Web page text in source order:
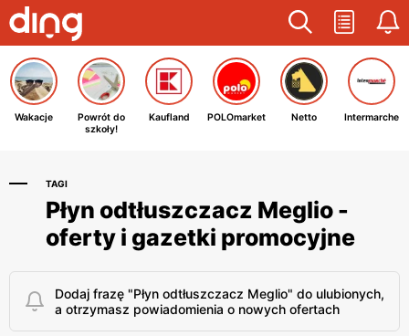
Wakacje
Powrót do
szkoły!
Kaufland POLOmarket Netto Intermarche
TAGI
Płyn odtłuszczacz Meglio -
oferty i gazetki promocyjne
Dodaj frazę "Płyn odtłuszczacz Meglio" do ulubionych,
a otrzymasz powiadomienia o nowych ofertach